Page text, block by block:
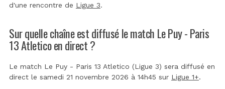
d'une rencontre de Ligue 3.
Sur quelle chaîne est diffusé le match Le Puy - Paris
13 Atletico en direct ?
Le match Le Puy - Paris 13 Atletico (Ligue 3) sera diffusé en
direct le samedi 21 novembre 2026 à 14h45 sur Ligue 1+.